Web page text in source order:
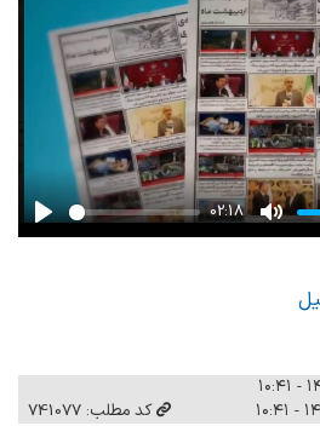
Play
02:18
Mute
کد مطلب: 741077